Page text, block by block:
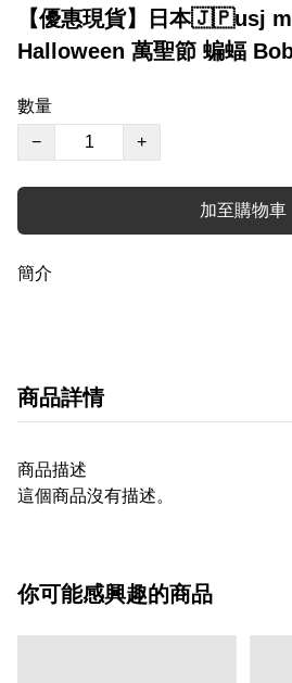
【優惠現貨】日本🇯🇵usj
Halloween 萬聖節 蝙蝠
數量
−
+
加至購物車
簡介
商品詳情
商品描述
這個商品沒有描述。
你可能感興趣的商品